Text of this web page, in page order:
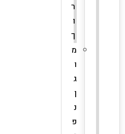
ר
ו
ך
מ
ו
ג
ן
נ
פ